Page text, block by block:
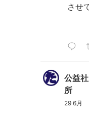
させ
公益
所
29 6月